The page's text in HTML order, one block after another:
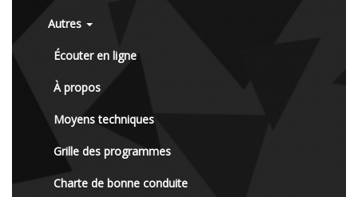
Autres
Écouter en ligne
À propos
Moyens techniques
Grille des programmes
Charte de bonne conduite